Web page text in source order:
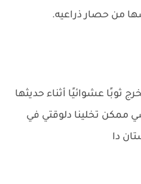
من حصار ذراعيه.
ثوبًا عشوائيًا أثناء حديثها
تخلينا دلوقتي في
دا